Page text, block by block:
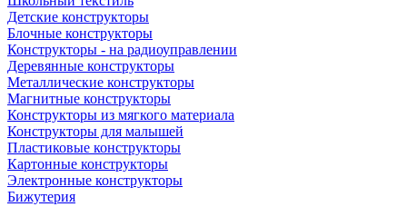
Детские конструкторы
Блочные конструкторы
Конструкторы - на радиоуправлении
Деревянные конструкторы
Металлические конструкторы
Магнитные конструкторы
Конструкторы из мягкого материала
Конструкторы для малышей
Пластиковые конструкторы
Картонные конструкторы
Электронные конструкторы
Бижутерия